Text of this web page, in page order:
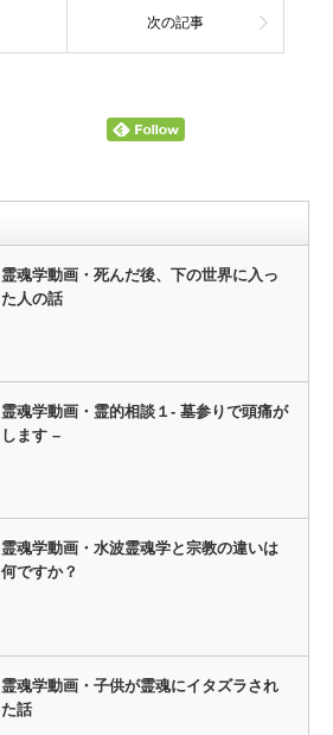
次の記事
霊魂学動画・死んだ後、下の世界に入っ
た人の話
霊魂学動画・霊的相談１- 墓参りで頭痛が
します –
霊魂学動画・水波霊魂学と宗教の違いは
何ですか？
霊魂学動画・子供が霊魂にイタズラされ
た話